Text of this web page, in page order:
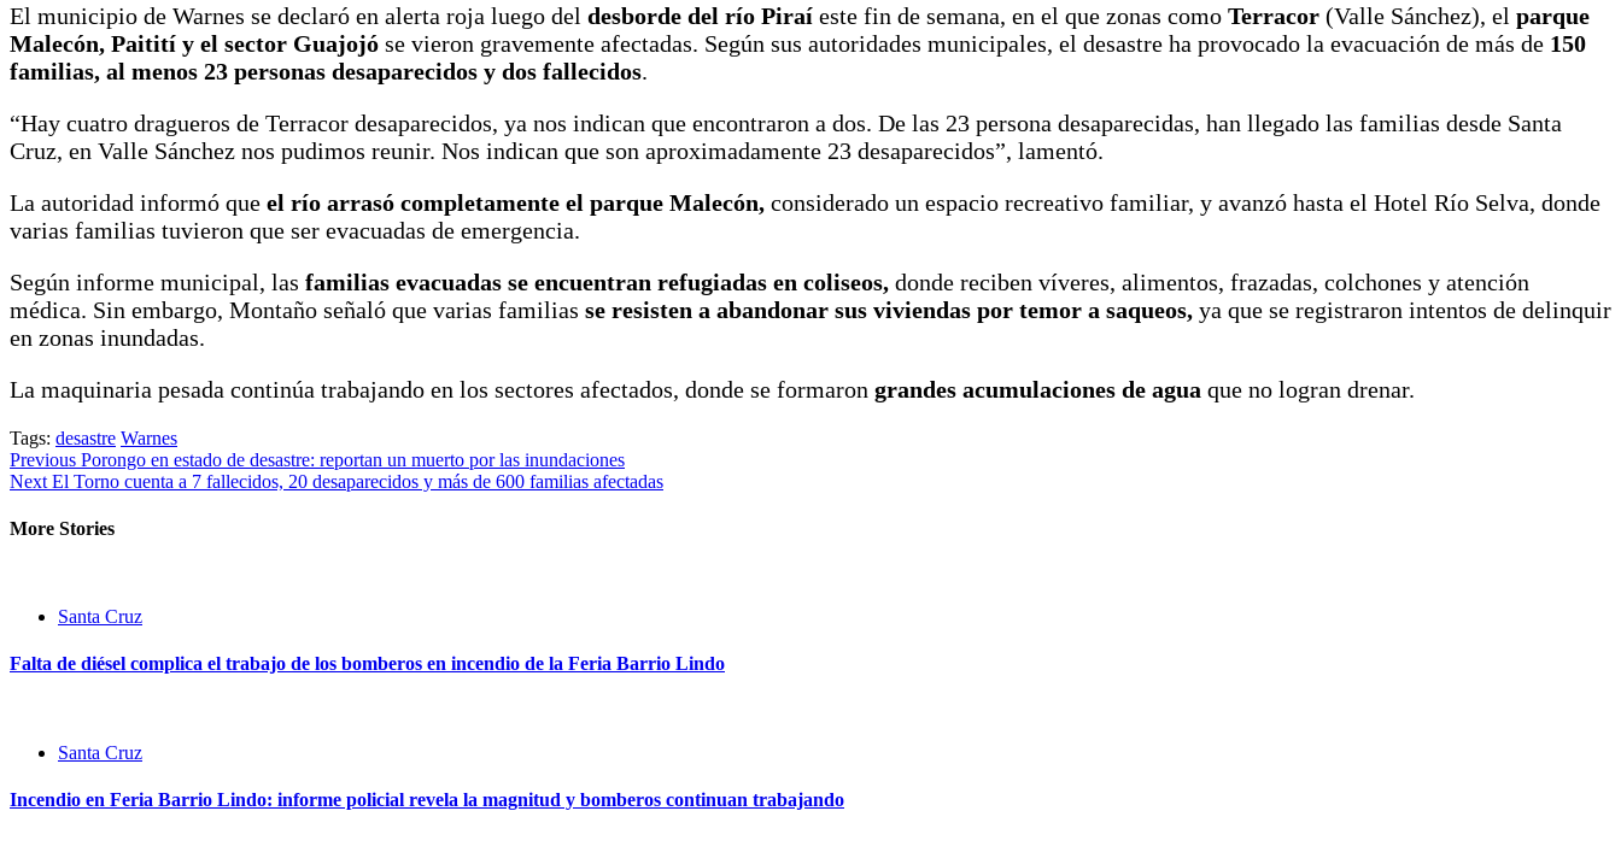
El municipio de Warnes se declaró en alerta roja luego del desborde del río Piraí este fin de semana, en el que zonas como Terracor (Valle Sánchez), el parque
Malecón, Paitití y el sector Guajojó se vieron gravemente afectadas. Según sus autoridades municipales, el desastre ha provocado la evacuación de más de 150
familias, al menos 23 personas desaparecidos y dos fallecidos.
“Hay cuatro dragueros de Terracor desaparecidos, ya nos indican que encontraron a dos. De las 23 persona desaparecidas, han llegado las familias desde Santa
Cruz, en Valle Sánchez nos pudimos reunir. Nos indican que son aproximadamente 23 desaparecidos”, lamentó.
La autoridad informó que el río arrasó completamente el parque Malecón, considerado un espacio recreativo familiar, y avanzó hasta el Hotel Río Selva, donde
varias familias tuvieron que ser evacuadas de emergencia.
Según informe municipal, las familias evacuadas se encuentran refugiadas en coliseos, donde reciben víveres, alimentos, frazadas, colchones y atención
médica. Sin embargo, Montaño señaló que varias familias se resisten a abandonar sus viviendas por temor a saqueos, ya que se registraron intentos de delinquir
en zonas inundadas.
La maquinaria pesada continúa trabajando en los sectores afectados, donde se formaron grandes acumulaciones de agua que no logran drenar.
Tags: desastre Warnes
Continue
Reading
Previous Porongo en estado de desastre: reportan un muerto por las inundaciones
Next El Torno cuenta a 7 fallecidos, 20 desaparecidos y más de 600 familias afectadas
More Stories
Santa Cruz
Falta de diésel complica el trabajo de los bomberos en incendio de la Feria Barrio Lindo
Santa Cruz
Incendio en Feria Barrio Lindo: informe policial revela la magnitud y bomberos continuan trabajando